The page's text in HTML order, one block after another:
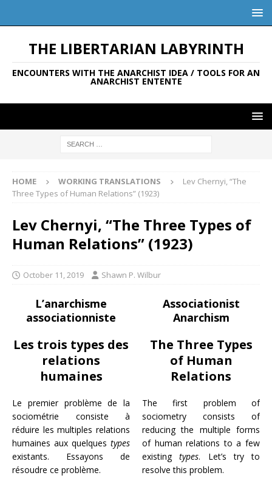
THE LIBERTARIAN LABYRINTH
ENCOUNTERS WITH THE ANARCHIST IDEA / TOOLS FOR AN
ANARCHIST ENTENTE
HOME WORKING TRANSLATIONS
Lev Chernyi, “The
Three Types of Human Relations” (1923)
Lev Chernyi, “The Three Types of
Human Relations” (1923)
October 11, 2019 Shawn P. Wilbur
L’anarchisme
associationniste
Les trois types des
relations
humaines
Le premier problème de la
sociométrie consiste à
réduire les multiples relations
humaines aux quelques types
existants. Essayons de
résoudre ce problème.
Associationist
Anarchism
The Three Types
of Human
Relations
The first problem of
sociometry consists of
reducing the multiple forms
of human relations to a few
existingtypes. Let’s try to
resolve this problem.